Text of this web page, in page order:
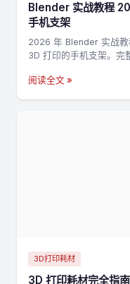
Blender 实战教程
手机支架
2026 年 Blender 实战教
3D 打印的手机支架。完
阅读全文 »
3D打印耗材
3D 打印耗材完全指